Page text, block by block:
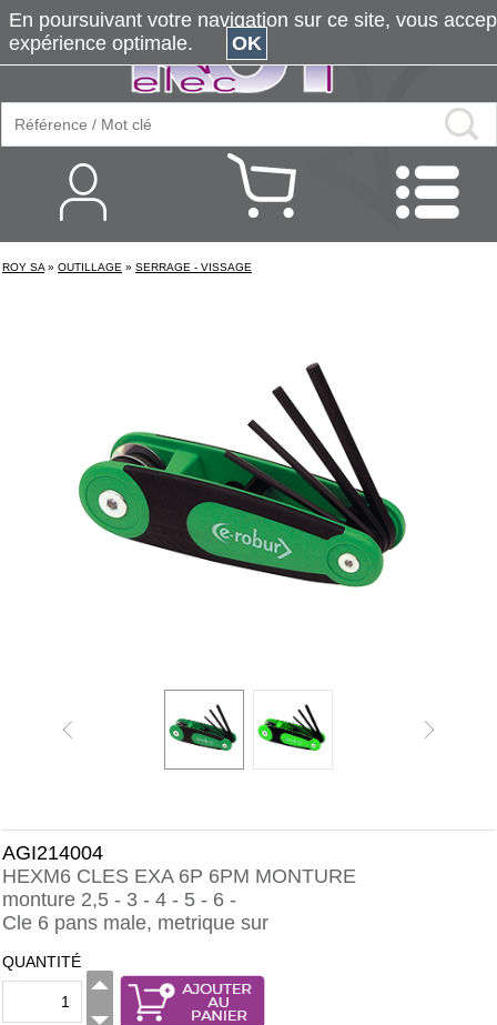
ROY SA » OUTILLAGE » SERRAGE - VISSAGE
AGI214004
HEXM6 CLES EXA 6P 6PM MONTURE
monture 2,5 - 3 - 4 - 5 - 6 -
Cle 6 pans male, metrique sur
QUANTITÉ
En poursuivant votre navigation sur ce site, vous
expérience optimale.
OK